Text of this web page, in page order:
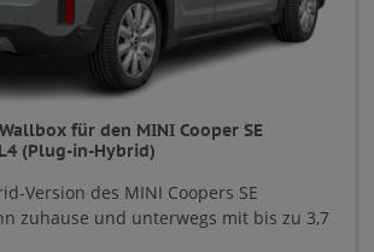
für den MINI Cooper SE
(Plug-in-Hybrid)
Version des MINI Coopers SE
zuhause und unterwegs mit bis zu 3,7